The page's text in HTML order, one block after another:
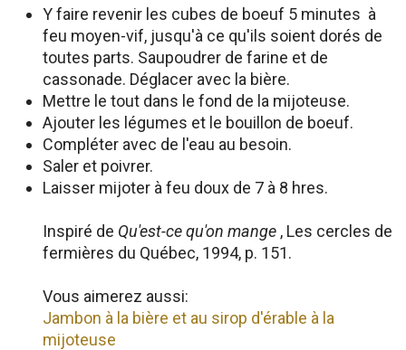
Y faire revenir les cubes de boeuf 5 minutes à
feu moyen-vif, jusqu'à ce qu'ils soient dorés de
toutes parts. Saupoudrer de farine et de
cassonade. Déglacer avec la bière.
Mettre le tout dans le fond de la mijoteuse.
Ajouter les légumes et le bouillon de boeuf.
Compléter avec de l'eau au besoin.
Saler et poivrer.
Laisser mijoter à feu doux de 7 à 8 hres.
Inspiré de Qu'est-ce qu'on mange , Les cercles de
fermières du Québec, 1994, p. 151.
Vous aimerez aussi:
Jambon à la bière et au sirop d'érable à la
mijoteuse